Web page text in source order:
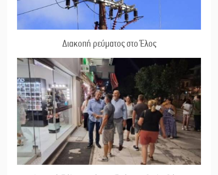
Διακοπή ρεύματος στο Έλος